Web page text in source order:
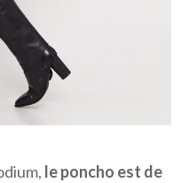
le poncho est de